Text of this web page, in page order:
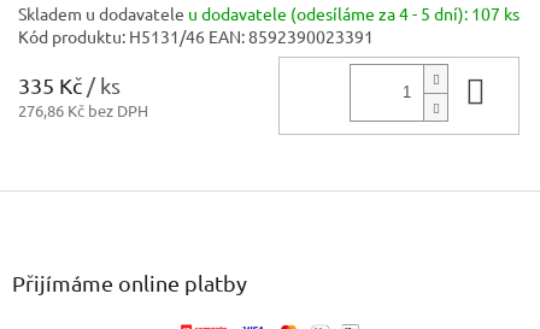
Skladem u dodavatele u dodavatele (odesíláme za 4 - 5 dní): 107 ks
Kód produktu: H5131/46 EAN:8592390023391
335 Kč / ks
276,86 Kč bez DPH
Přijímáme online platby